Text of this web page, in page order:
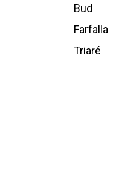
Bud
Farfalla
Triaré